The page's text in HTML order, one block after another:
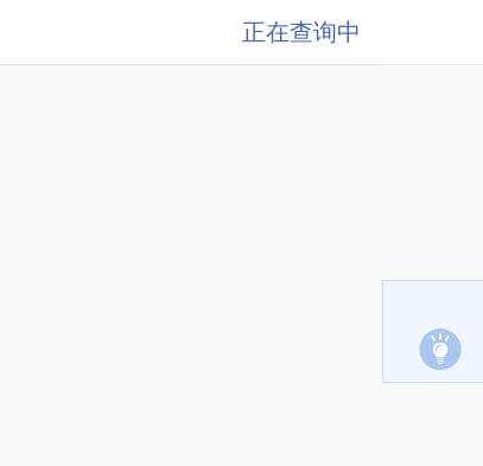
正在查询中